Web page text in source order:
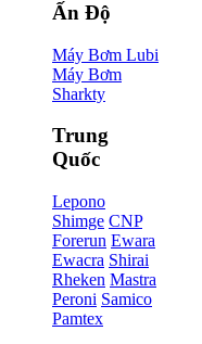
Ấn Độ
Máy Bơm Lubi
Máy Bơm
Sharkty
Trung
Quốc
Lepono
Shimge CNP
Forerun Ewara
Ewacra Shirai
Rheken Mastra
Peroni Samico
Pamtex